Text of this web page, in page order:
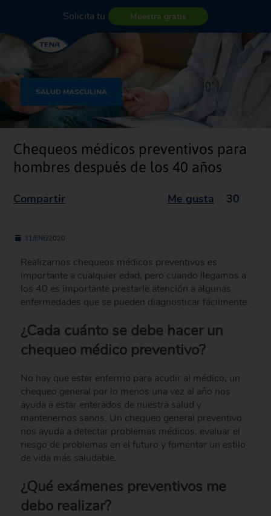
Solicita tu Muestra gratis
SALUD MASCULINA
Chequeos médicos preventivos para
hombres después de los 40 años
Compartir Me gusta 30
31/ENE/2020
Realizarnos chequeos médicos preventivos es
importante a cualquier edad, pero cuando llegamos a
los 40 es importante prestarle atención a algunas
enfermedades que se pueden diagnosticar fácilmente.
¿Cada cuánto se debe hacer un
chequeo médico preventivo?
No hay que estar enfermo para acudir al médico, un
chequeo general por lo menos una vez al año nos
ayuda a estar enterados de nuestra salud y
mantenernos sanos. Un chequeo general preventivo
nos ayuda a detectar problemas médicos, evaluar el
riesgo de problemas en el futuro y fomentar un estilo
de vida más saludable.
¿Qué exámenes preventivos me
debo realizar?